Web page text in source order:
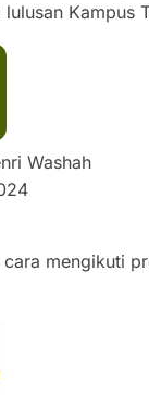
Kampus
Washah
cara mengikuti